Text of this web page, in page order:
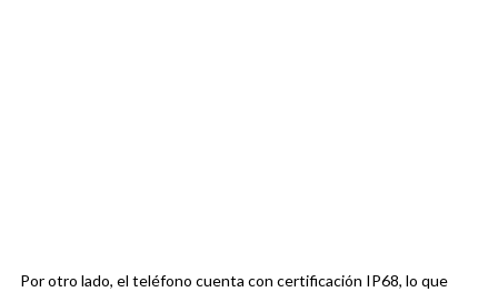
Por otro lado, el teléfono cuenta con certificación IP68, lo que